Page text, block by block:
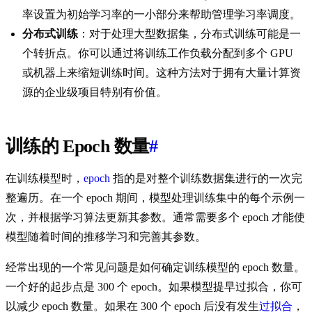
率设置为初始学习率的一小部分来帮助管理学习率调度。
分布式训练 ：对于处理大型数据集，分布式训练可能是一
个转折点。你可以通过将训练工作负载分配到多个 GPU
或机器上来缩短训练时间。这种方法对于拥有大量计算资
源的企业级项目特别有价值。
训练的 Epoch 数量#
在训练模型时， epoch 指的是对整个训练数据集进行的一次完
整遍历。在一个 epoch 期间，模型处理训练集中的每个示例一
次，并根据学习算法更新其参数。通常需要多个 epoch 才能使
模型随着时间的推移学习和完善其参数。
经常出现的一个常见问题是如何确定训练模型的 epoch 数量。
一个好的起步点是 300 个 epoch。如果模型提早过拟合，你可
以减少 epoch 数量。如果在 300 个 epoch 后没有发生过拟合 ，